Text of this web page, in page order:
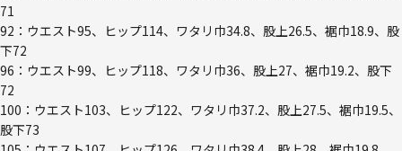
71
92：ウエスト95、ヒップ114、ワタリ巾34.8、股上26.5、裾巾18.9、股
下72
96：ウエスト99、ヒップ118、ワタリ巾36、股上27、裾巾19.2、股下
72
100：ウエスト103、ヒップ122、ワタリ巾37.2、股上27.5、裾巾19.5、
股下73